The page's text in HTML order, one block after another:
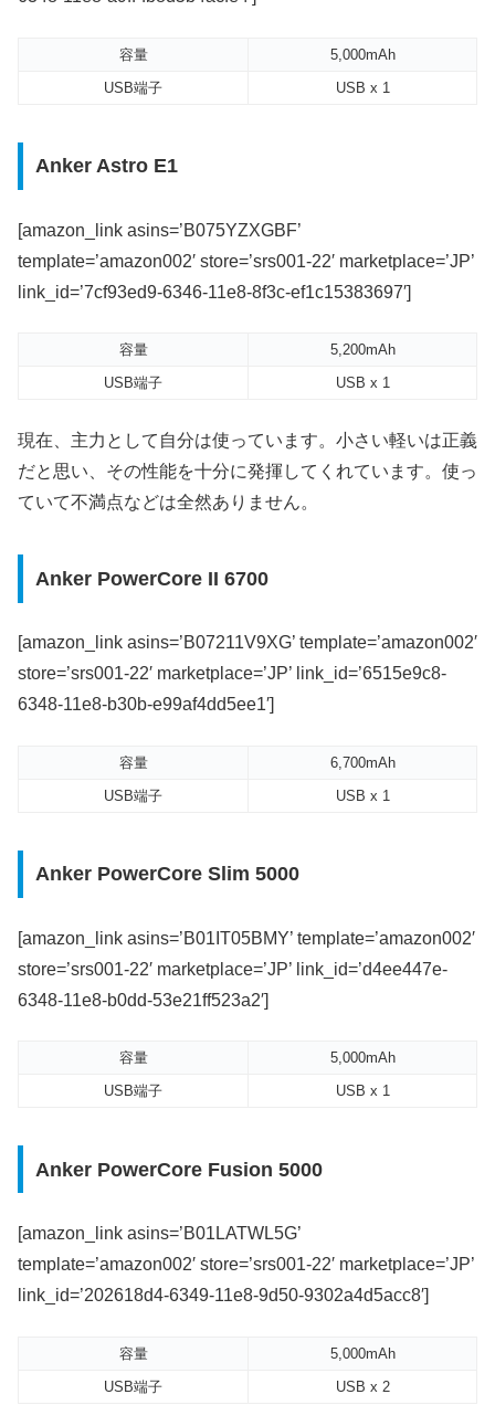
容量
5,000mAh
USB端子
USB x 1
Anker Astro E1
[amazon_link asins=’B075YZXGBF’
template=’amazon002′ store=’srs001-22′ marketplace=’JP’
link_id=’7cf93ed9-6346-11e8-8f3c-ef1c15383697′]
容量
5,200mAh
USB端子
USB x 1
現在、主力として自分は使っています。小さい軽いは正義
だと思い、その性能を十分に発揮してくれています。使っ
ていて不満点などは全然ありません。
Anker PowerCore II 6700
[amazon_link asins=’B07211V9XG’ template=’amazon002′
store=’srs001-22′ marketplace=’JP’ link_id=’6515e9c8-
6348-11e8-b30b-e99af4dd5ee1′]
容量
6,700mAh
USB端子
USB x 1
Anker PowerCore Slim 5000
[amazon_link asins=’B01IT05BMY’ template=’amazon002′
store=’srs001-22′ marketplace=’JP’ link_id=’d4ee447e-
6348-11e8-b0dd-53e21ff523a2′]
容量
5,000mAh
USB端子
USB x 1
Anker PowerCore Fusion 5000
[amazon_link asins=’B01LATWL5G’
template=’amazon002′ store=’srs001-22′ marketplace=’JP’
link_id=’202618d4-6349-11e8-9d50-9302a4d5acc8′]
容量
5,000mAh
USB端子
USB x 2